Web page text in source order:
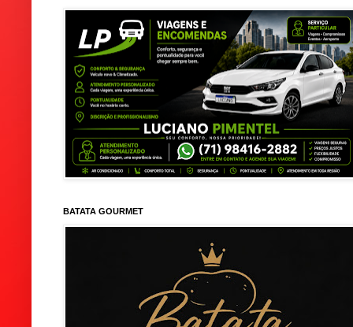
BATATA GOURMET